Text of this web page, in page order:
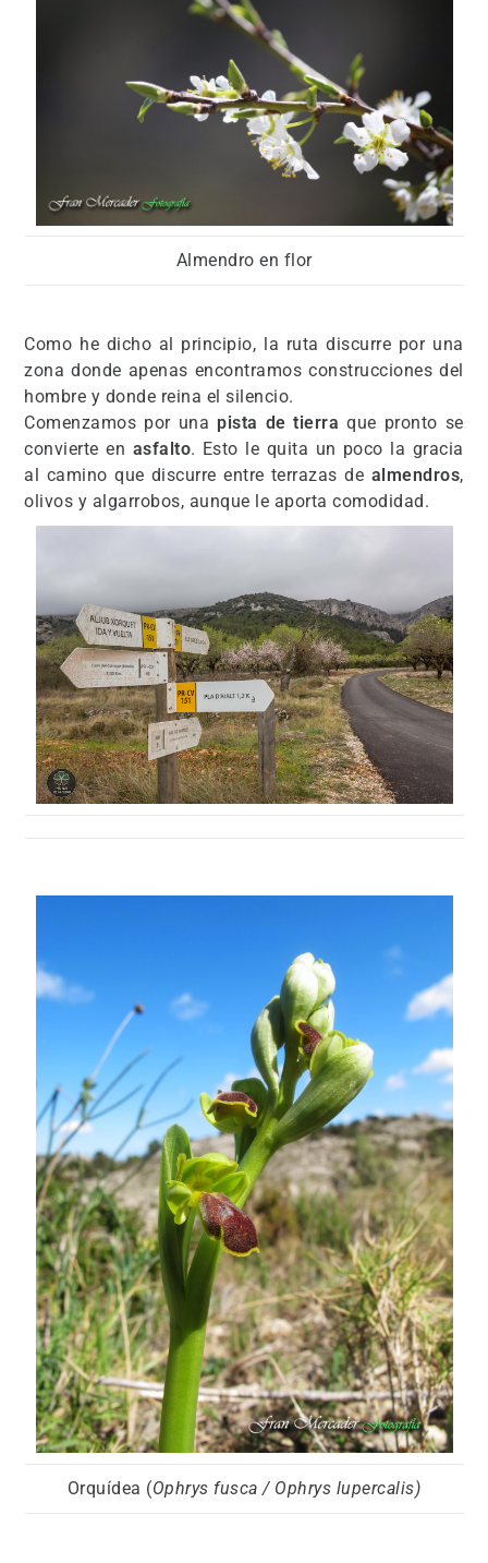
Almendro en flor
Como he dicho al principio, la ruta discurre por una
zona donde apenas encontramos construcciones del
hombre y donde reina el silencio.
Comenzamos por una pista de tierra que pronto se
convierte en asfalto. Esto le quita un poco la gracia
al camino que discurre entre terrazas de almendros,
olivos y algarrobos, aunque le aporta comodidad.
Orquídea (Ophrys fusca / Ophrys lupercalis)